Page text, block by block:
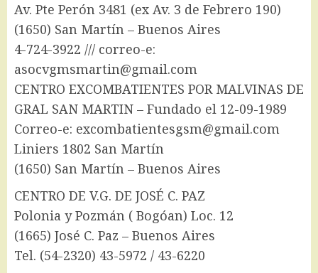
Av. Pte Perón 3481 (ex Av. 3 de Febrero 190)
(1650) San Martín – Buenos Aires
4-724-3922 /// correo-e:
asocvgmsmartin@gmail.com
CENTRO EXCOMBATIENTES POR MALVINAS DE
GRAL SAN MARTIN – Fundado el 12-09-1989
Correo-e: excombatientesgsm@gmail.com
Liniers 1802 San Martín
(1650) San Martín – Buenos Aires
CENTRO DE V.G. DE JOSÉ C. PAZ
Polonia y Pozmán ( Bogóan) Loc. 12
(1665) José C. Paz – Buenos Aires
Tel. (54-2320) 43-5972 / 43-6220